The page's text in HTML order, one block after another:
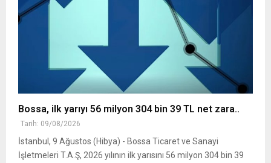
Bossa, ilk yarıyı 56 milyon 304 bin 39 TL net zara..
Tarih: 09/08/2026
İstanbul, 9 Ağustos (Hibya) - Bossa Ticaret ve Sanayi
İşletmeleri T.A.Ş, 2026 yılının ilk yarısını 56 milyon 304 bin 39